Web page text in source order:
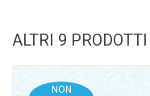
ALTRI 9
NON